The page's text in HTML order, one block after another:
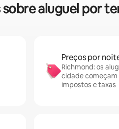
aluguel por
Preços por
Richmond: os
cidade começam
impostos e taxas